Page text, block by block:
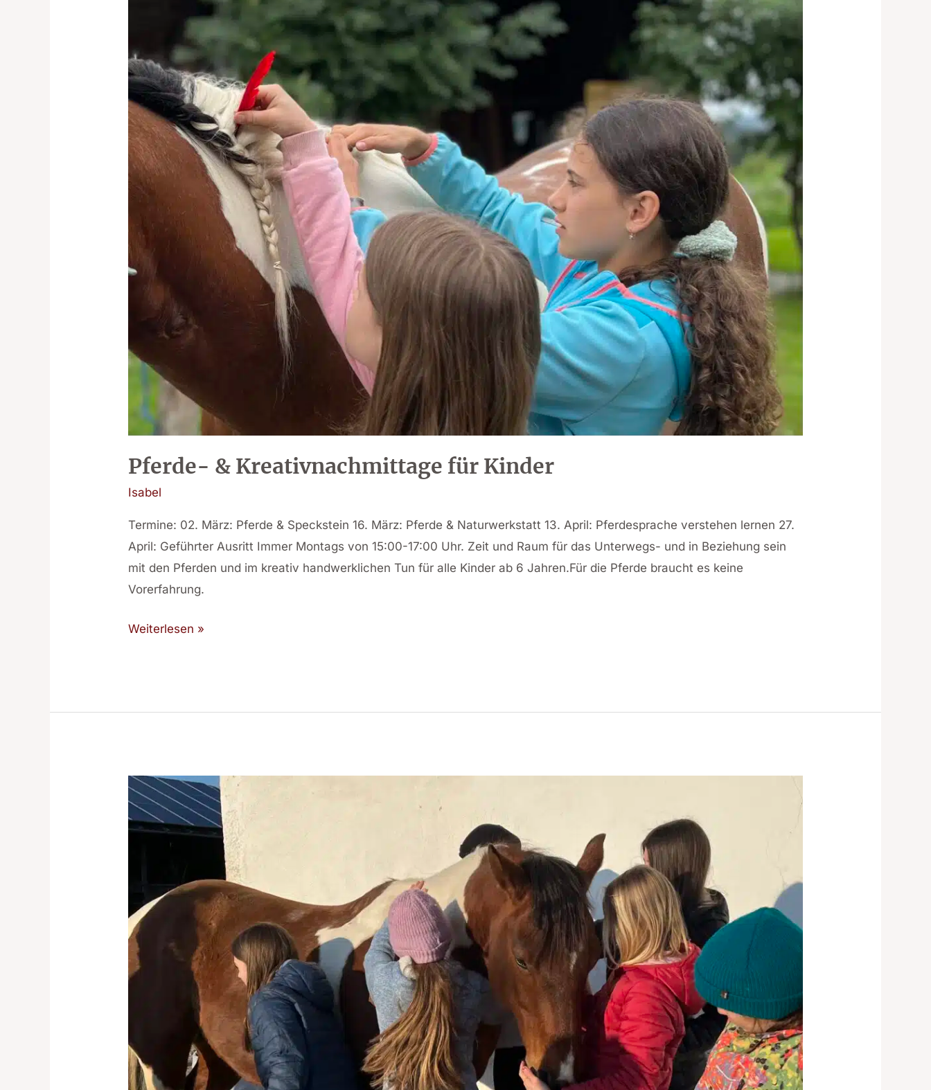
Pferde- & Kreativnachmittage für Kinder
Isabel
Termine: 02. März: Pferde & Speckstein 16. März: Pferde & Naturwerkstatt 13. April: Pferdesprache verstehen lernen 27.
April: Geführter Ausritt Immer Montags von 15:00-17:00 Uhr. Zeit und Raum für das Unterwegs- und in Beziehung sein
mit den Pferden und im kreativ handwerklichen Tun für alle Kinder ab 6 Jahren.Für die Pferde braucht es keine
Vorerfahrung.
Weiterlesen »
Osterferienangebote
für
Kinder